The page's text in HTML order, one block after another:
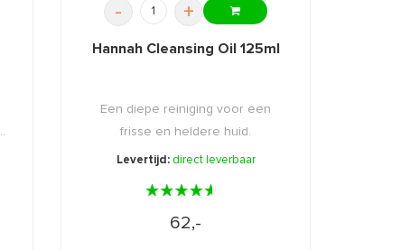
- +
Hannah Cleansing Oil 125ml
Een diepe reiniging voor een
frisse en heldere huid.
Levertijd: direct leverbaar
62,-